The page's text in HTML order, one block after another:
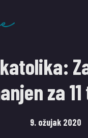
za
9. ožujak 2020